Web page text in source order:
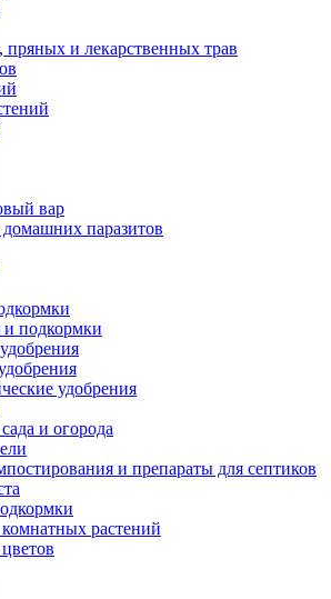
пряных и лекарственных трав
вар
паразитов
и подкормки
удобрения
и огорода
и препараты для септиков
растений